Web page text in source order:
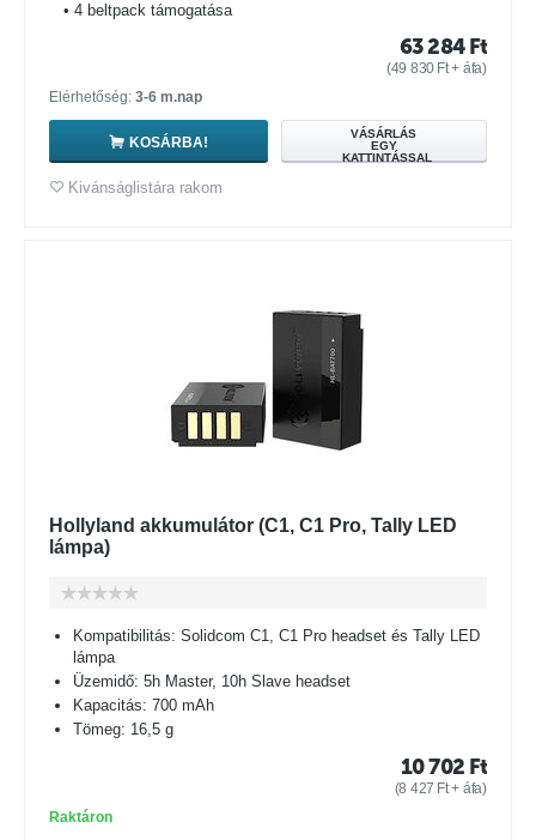
• 4 beltpack támogatása
63 284 Ft
(49 830 Ft+ áfa)
Elérhetőség: 3-6 m.nap
KOSÁRBA!
VÁSÁRLÁS
EGY
KATTINTÁSSAL
Kivánságlistára rakom
Hollyland akkumulátor (C1, C1 Pro, Tally LED
lámpa)
Kompatibilitás: Solidcom C1, C1 Pro headset és Tally LED
lámpa
Üzemidő: 5h Master, 10h Slave headset
Kapacitás: 700 mAh
Tömeg: 16,5 g
10 702 Ft
(8 427 Ft+ áfa)
Raktáron